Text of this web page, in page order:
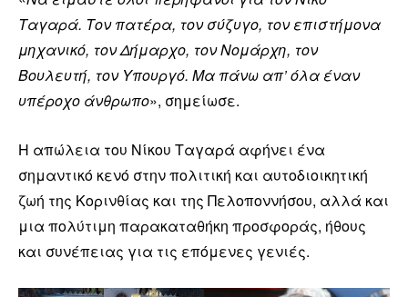
Ταγαρά. Τον πατέρα, τον σύζυγο, τον επιστήμονα
μηχανικό, τον Δήμαρχο, τον Νομάρχη, τον
Βουλευτή, τον Υπουργό. Μα πάνω απ’ όλα έναν
υπέροχο άνθρωπο», σημείωσε.
Η απώλεια του Νίκου Ταγαρά αφήνει ένα
σημαντικό κενό στην πολιτική και αυτοδιοικητική
ζωή της Κορινθίας και της Πελοποννήσου, αλλά και
μια πολύτιμη παρακαταθήκη προσφοράς, ήθους
και συνέπειας για τις επόμενες γενιές.